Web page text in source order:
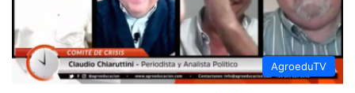
AgroeduTV